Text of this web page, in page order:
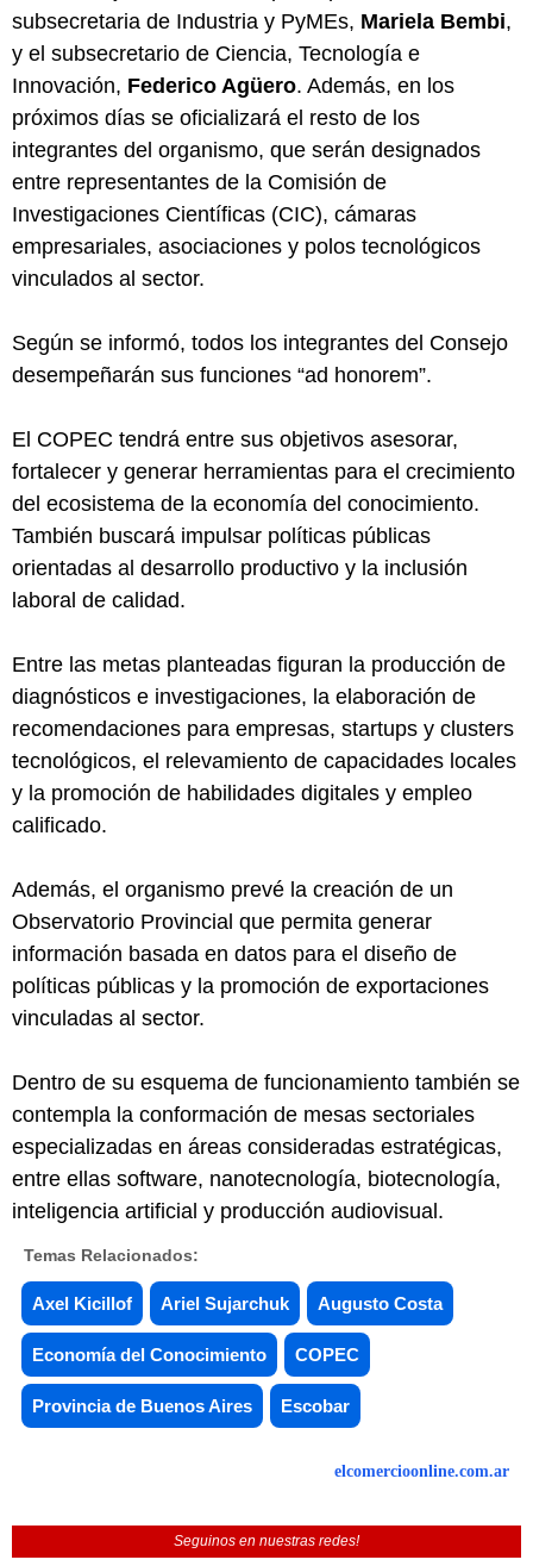
subsecretaria de Industria y PyMEs, Mariela Bembi,
y el subsecretario de Ciencia, Tecnología e
Innovación, Federico Agüero. Además, en los
próximos días se oficializará el resto de los
integrantes del organismo, que serán designados
entre representantes de la Comisión de
Investigaciones Científicas (CIC), cámaras
empresariales, asociaciones y polos tecnológicos
vinculados al sector.
Según se informó, todos los integrantes del Consejo
desempeñarán sus funciones “ad honorem”.
El COPEC tendrá entre sus objetivos asesorar,
fortalecer y generar herramientas para el crecimiento
del ecosistema de la economía del conocimiento.
También buscará impulsar políticas públicas
orientadas al desarrollo productivo y la inclusión
laboral de calidad.
Entre las metas planteadas figuran la producción de
diagnósticos e investigaciones, la elaboración de
recomendaciones para empresas, startups y clusters
tecnológicos, el relevamiento de capacidades locales
y la promoción de habilidades digitales y empleo
calificado.
Además, el organismo prevé la creación de un
Observatorio Provincial que permita generar
información basada en datos para el diseño de
políticas públicas y la promoción de exportaciones
vinculadas al sector.
Dentro de su esquema de funcionamiento también se
contempla la conformación de mesas sectoriales
especializadas en áreas consideradas estratégicas,
entre ellas software, nanotecnología, biotecnología,
inteligencia artificial y producción audiovisual.
Temas Relacionados:
Axel Kicillof Ariel Sujarchuk Augusto Costa
Economía del Conocimiento COPEC
Provincia de Buenos Aires Escobar
elcomercioonline.com.ar
Seguinos en nuestras redes!